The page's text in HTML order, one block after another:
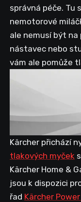
správná péče. Tu
nemotorové
ale nemusí být
nástavec nebo
vám ale pomůže
Kärcher přichází
tlakových myček
Kärcher Home &
jsou k dispozici
řad Kärcher